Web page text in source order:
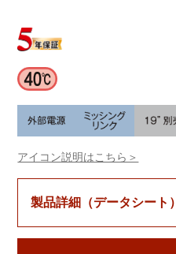
アイコン説明はこちら＞
製品詳細（データシート）